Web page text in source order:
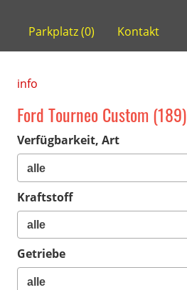
Parkplatz (0) Kontakt
info
Ford Tourneo Custom (189)
Verfügbarkeit, Art
Kraftstoff
Getriebe